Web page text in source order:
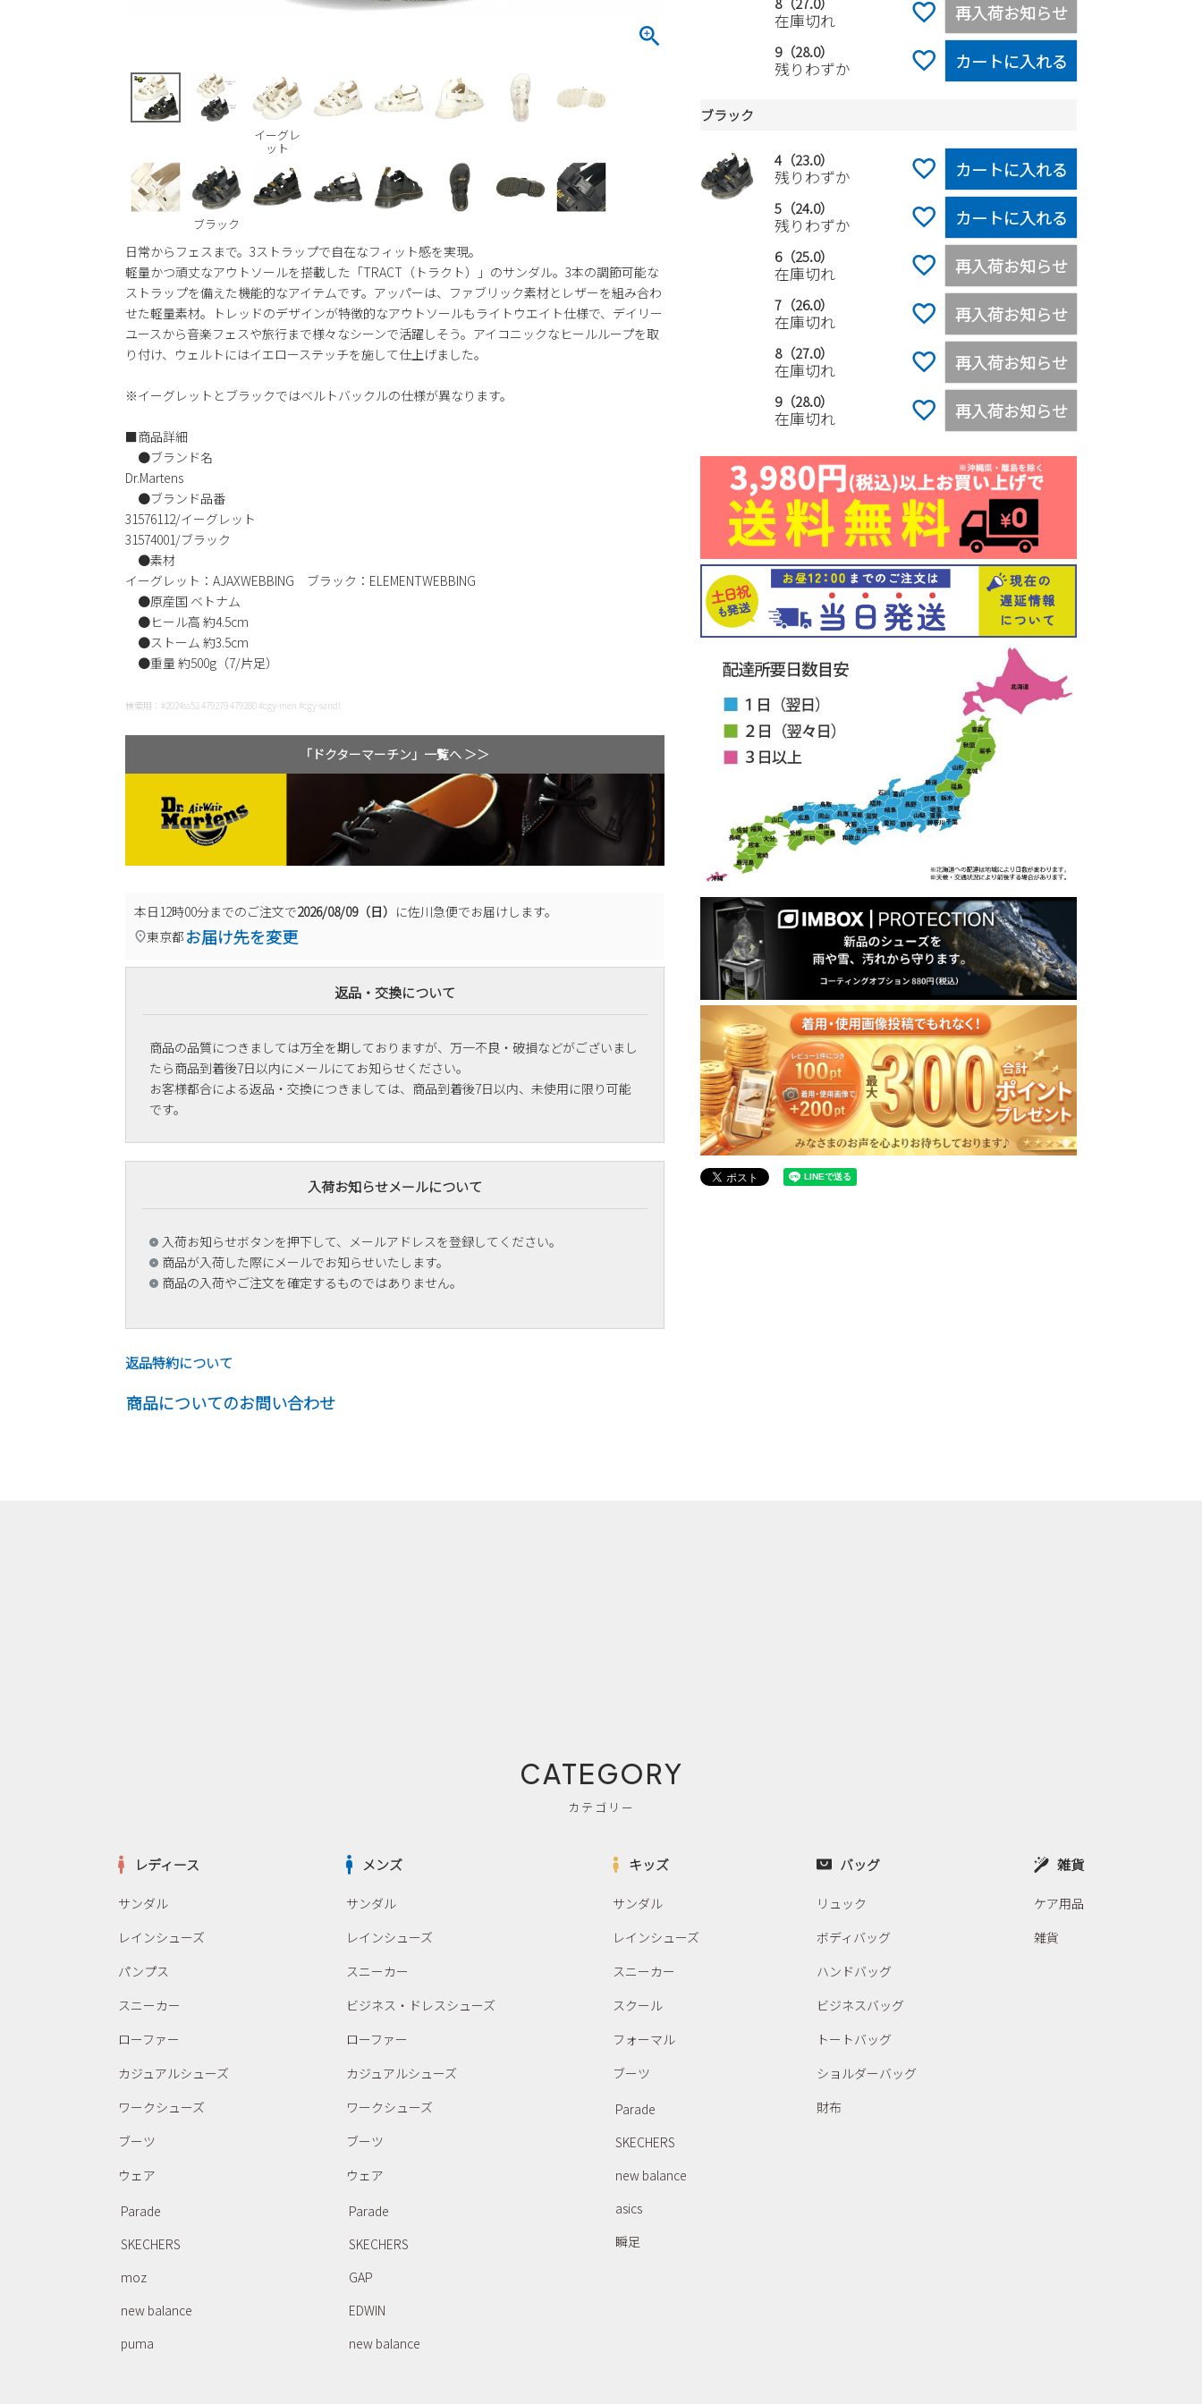
イーグレ
ット
ブラック
日常からフェスまで。3ストラップで自在なフィット感を実現。
軽量かつ頑丈なアウトソールを搭載した「TRACT（トラクト）」のサンダル。3本の調節可能な
ストラップを備えた機能的なアイテムです。アッパーは、ファブリック素材とレザーを組み合わ
せた軽量素材。トレッドのデザインが特徴的なアウトソールもライトウエイト仕様で、デイリー
ユースから音楽フェスや旅行まで様々なシーンで活躍しそう。アイコニックなヒールループを取
り付け、ウェルトにはイエローステッチを施して仕上げました。
※イーグレットとブラックではベルトバックルの仕様が異なります。
■商品詳細
●ブランド名
Dr.Martens
●ブランド品番
31576112/イーグレット
31574001/ブラック
●素材
イーグレット：AJAXWEBBING ブラック：ELEMENTWEBBING
●原産国 ベトナム
●ヒール高 約4.5cm
●ストーム 約3.5cm
●重量 約500g（7/片足）
検索用：#2024ss52 479279 479280 #cgy-men #cgy-sandl
「ドクターマーチン」一覧へ ＞＞
本日12時00分までのご注文で2026/08/09（日） に佐川急便でお届けします。
東京都 お届け先を変更
返品・交換について
商品の品質につきましては万全を期しておりますが、万一不良・破損などがございまし
たら商品到着後7日以内にメールにてお知らせください。
お客様都合による返品・交換につきましては、商品到着後7日以内、未使用に限り可能
です。
入荷お知らせメールについて
入荷お知らせボタンを押下して、メールアドレスを登録してください。
商品が入荷した際にメールでお知らせいたします。
商品の入荷やご注文を確定するものではありません。
返品特約について
商品についてのお問い合わせ
在庫切れ 再入荷お知らせ
9（28.0）
残りわずか カートに入れる
ブラック
4（23.0）
残りわずか カートに入れる
5（24.0）
残りわずか カートに入れる
6（25.0）
在庫切れ 再入荷お知らせ
7（26.0）
在庫切れ 再入荷お知らせ
8（27.0）
在庫切れ 再入荷お知らせ
9（28.0）
在庫切れ 再入荷お知らせ
CATEGORY
カテゴリー
レディース
サンダル
レインシューズ
パンプス
スニーカー
ローファー
カジュアルシューズ
ワークシューズ
ブーツ
ウェア
Parade
SKECHERS
moz
new balance
puma
メンズ
サンダル
レインシューズ
スニーカー
ビジネス・ドレスシューズ
ローファー
カジュアルシューズ
ワークシューズ
ブーツ
ウェア
Parade
SKECHERS
GAP
EDWIN
new balance
キッズ
サンダル
レインシューズ
スニーカー
スクール
フォーマル
ブーツ
Parade
SKECHERS
new balance
asics
瞬足
バッグ
リュック
ボディバッグ
ハンドバッグ
ビジネスバッグ
トートバッグ
ショルダーバッグ
財布
雑貨
ケア用品
雑貨